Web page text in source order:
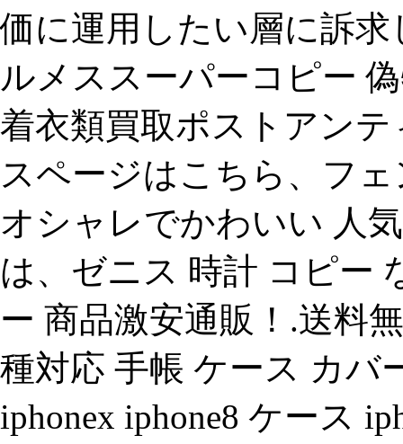
価に運用したい層に訴求
ルメススーパーコピー
着衣類買取ポストアン
スページはこちら、フェ
オシャレでかわいい 人
は、ゼニス 時計 コピー
ー 商品激安通販！.送料
種対応 手帳 ケース カバ
iphonex iphone8 ケース